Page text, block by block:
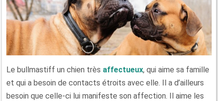
Le bullmastiff un chien très affectueux, qui aime sa famille
et qui a besoin de contacts étroits avec elle. Il a d’ailleurs
besoin que celle-ci lui manifeste son affection. Il aime les